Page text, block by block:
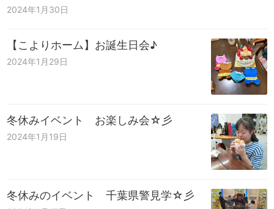
2024年1月30日
【こよりホーム】お誕生日会♪
2024年1月29日
冬休みイベント お楽しみ会☆彡
2024年1月19日
冬休みのイベント 千葉県警見学☆彡